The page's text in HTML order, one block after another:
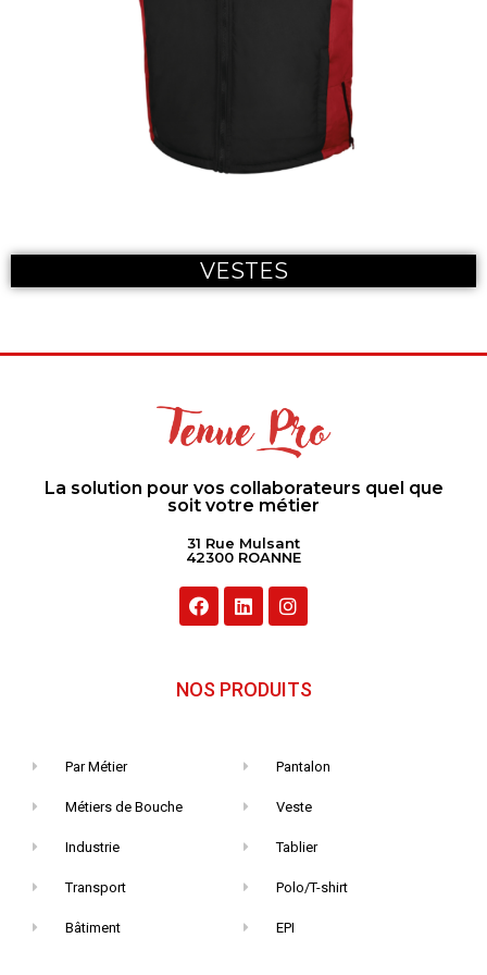
VESTES
La solution pour vos collaborateurs quel que
soit votre métier
31 Rue Mulsant
42300 ROANNE
NOS PRODUITS
Par Métier
Métiers de Bouche
Industrie
Transport
Bâtiment
Pantalon
Veste
Tablier
Polo/T-shirt
EPI